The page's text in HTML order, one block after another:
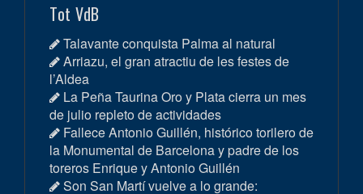
Tot VdB
Talavante conquista Palma al natural
Arriazu, el gran atractiu de les festes de
l’Aldea
La Peña Taurina Oro y Plata cierra un mes
de julio repleto de actividades
Fallece Antonio Guillén, histórico torilero de
la Monumental de Barcelona y padre de los
toreros Enrique y Antonio Guillén
Son San Martí vuelve a lo grande: